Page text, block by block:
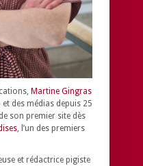
Martine Gingras
des médias depuis 25
son premier site dès
, l’un des premiers
et rédactrice pigiste